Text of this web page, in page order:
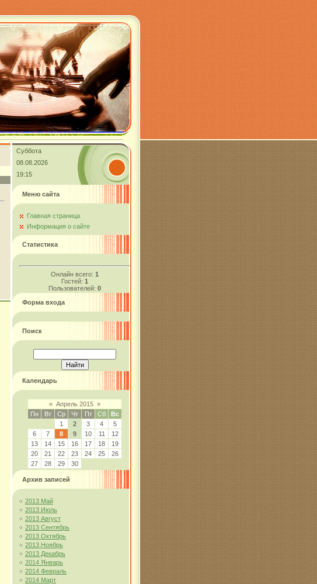
Суббота
08.08.2026
19:15
Меню сайта
Главная страница
Информация о сайте
Статистика
Онлайн всего: 1
Гостей: 1
Пользователей: 0
Форма входа
Поиск
Календарь
« Апрель 2015 »
Пн
Вт Ср Чт Пт Сб
Вс
1
2 3 4
5
6
7 8 9 10 11
12
13
14 15 16 17 18
19
20
21 22 23 24 25
26
27
28 29 30
Архив записей
2013 Май
2013 Июль
2013 Август
2013 Сентябрь
2013 Октябрь
2013 Ноябрь
2013 Декабрь
2014 Январь
2014 Февраль
2014 Март